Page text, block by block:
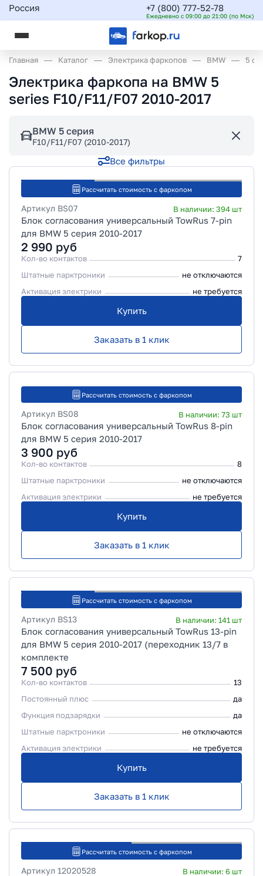
Россия +7 (800) 777-52-78
Ежедневно с 09:00 до 21:00 (по Мск)
Главная Каталог Электрика фаркопов BMW 5
Электрика фаркопа на BMW 5
series F10/F11/F07 2010-2017
BMW 5 серия
F10/F11/F07 (2010-2017)
Все фильтры
Рассчитать стоимость с фаркопом
Артикул BS07 В наличии: 394 шт
Блок согласования универсальный TowRus 7-pin
для BMW 5 серия 2010-2017
2 990 руб
Кол-во контактов
7
Штатные парктроники
не отключаются
Активация электрики
не требуется
Купить
Заказать в 1 клик
Рассчитать стоимость с фаркопом
Артикул BS08 В наличии: 73 шт
Блок согласования универсальный TowRus 8-pin
для BMW 5 серия 2010-2017
3 900 руб
Кол-во контактов
8
Штатные парктроники
не отключаются
Активация электрики
не требуется
Купить
Заказать в 1 клик
Рассчитать стоимость с фаркопом
Артикул BS13 В наличии: 141 шт
Блок согласования универсальный TowRus 13-pin
для BMW 5 серия 2010-2017 (переходник 13/7 в
комплекте
7 500 руб
Кол-во контактов
13
Постоянный плюс
да
Функция подзарядки
да
Штатные парктроники
не отключаются
Активация электрики
не требуется
Купить
Заказать в 1 клик
Рассчитать стоимость с фаркопом
Артикул 12020528 В наличии: 6 шт